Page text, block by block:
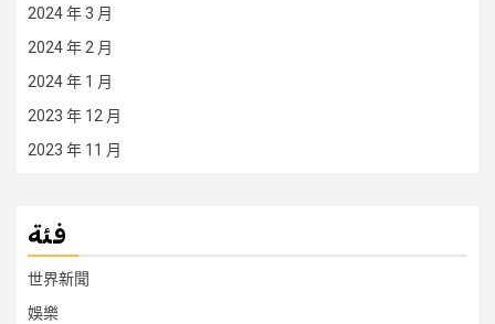
2024 年 3 月
2024 年 2 月
2024 年 1 月
2023 年 12 月
2023 年 11 月
فئة
世界新聞
娛樂